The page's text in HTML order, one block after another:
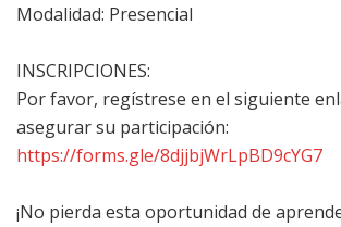
Modalidad: Presencial
INSCRIPCIONES:
Por favor, regístrese en el siguiente
asegurar su participación:
https://forms.gle/8djjbjWrLpBD9cYG7
¡No pierda esta oportunidad de